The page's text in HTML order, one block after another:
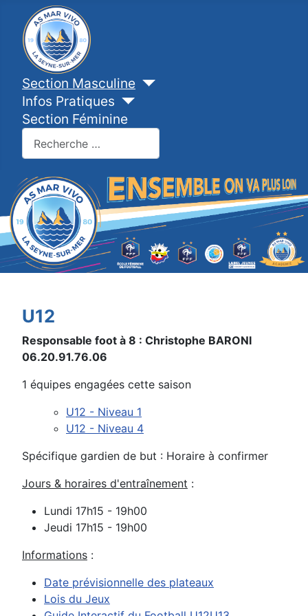
Section Masculine
Infos Pratiques
Section Féminine
U12
Responsable foot à 8 : Christophe BARONI
06.20.91.76.06
1 équipes engagées cette saison
U12 - Niveau 1
U12 - Niveau 4
Spécifique gardien de but : Horaire à confirmer
Jours & horaires d'entraînement :
Lundi 17h15 - 19h00
Jeudi 17h15 - 19h00
Informations :
Date prévisionnelle des plateaux
Lois du Jeux